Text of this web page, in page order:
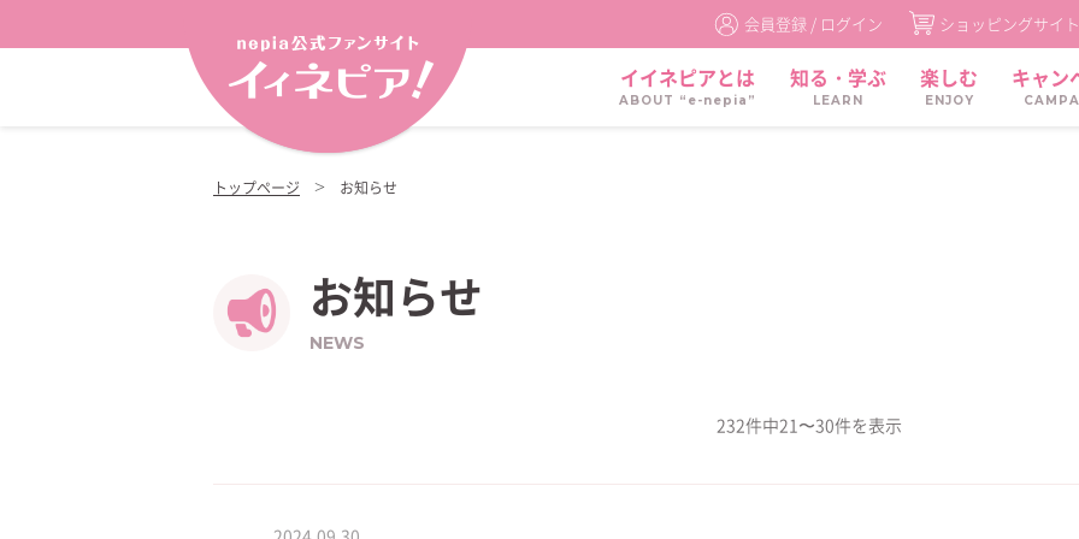
会員登録 / ログイン
イイネピアとは
ABOUT “e-nepia”
知る・学ぶ
LEARN
楽しむ
ENJOY
キャン
ショッピングサイト
トップページ お知らせ
お知らせ
NEWS
232件中21〜30件を表示